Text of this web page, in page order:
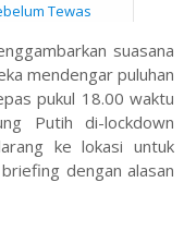
Tewas
suasana
mendengar puluhan
pukul 18.00 waktu
Putih di-lockdown
ke lokasi untuk
dengan alasan